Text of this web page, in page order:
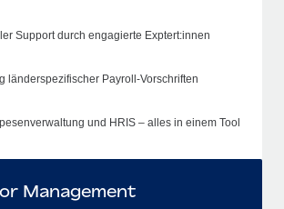
Support durch engagierte Exptert:innen
länderspezifischer Payroll-Vorschriften
und HRIS – alles in einem Tool
Management